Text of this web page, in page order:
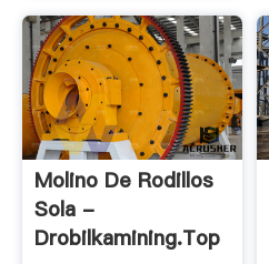
Molino De Rodillos
Sola -
Drobilkamining.top